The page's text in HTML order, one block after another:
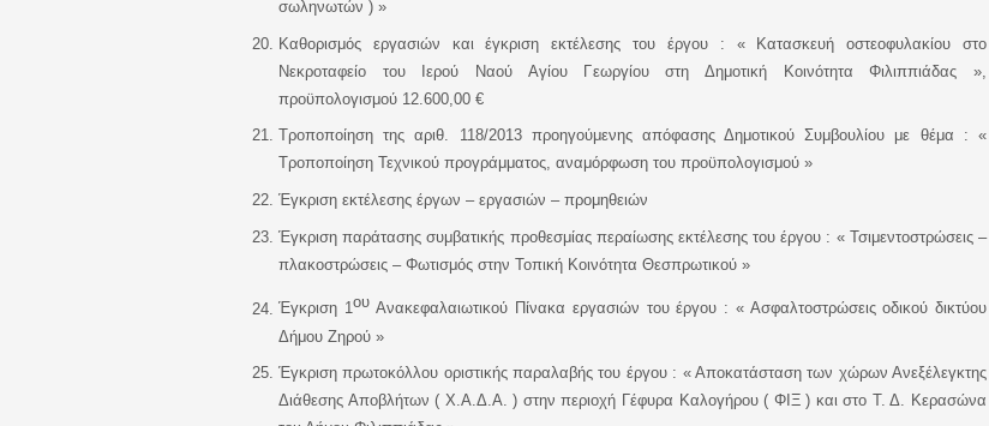
σωληνωτών ) »
Καθορισμός εργασιών και έγκριση εκτέλεσης του έργου : «
Κατασκευή οστεοφυλακίου στο
Νεκροταφείο του Ιερού Ναού Αγίου Γεωργίου στη Δημοτική Κοινότητα Φιλιππιάδας »,
προϋπολογισμού 12.600,00 €
Τροποποίηση της αριθ. 118/2013 προηγούμενης απόφασης Δημοτικού Συμβουλίου με θέμα : «
Τροποποίηση Τεχνικού προγράμματος, αναμόρφωση του προϋπολογισμού »
Έγκριση εκτέλεσης έργων – εργασιών – προμηθειών
Έγκριση παράτασης συμβατικής προθεσμίας περαίωσης εκτέλεσης του έργου : « Τσιμεντοστρώσεις –
πλακοστρώσεις – Φωτισμός στην Τοπική Κοινότητα Θεσπρωτικού »
Έγκριση 1ου Ανακεφαλαιωτικού Πίνακα εργασιών του έργου : « Ασφαλτοστρώσεις οδικού δικτύου
Δήμου Ζηρού »
Έγκριση πρωτοκόλλου οριστικής παραλαβής του έργου : « Αποκατάσταση των χώρων Ανεξέλεγκτης
Διάθεσης Αποβλήτων ( Χ.Α.Δ.Α. ) στην περιοχή Γέφυρα Καλογήρου ( ΦΙΞ ) και στο Τ. Δ. Κερασώνα